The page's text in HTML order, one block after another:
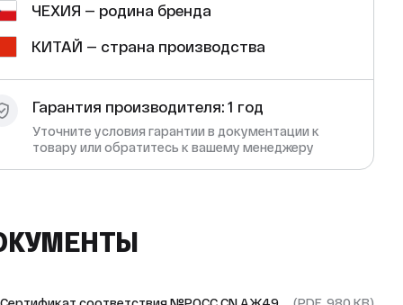
ЧЕХИЯ — родина бренда
КИТАЙ — страна производства
Гарантия производителя: 1 год
Уточните условия гарантии в документации к
товару или обратитесь к вашему менеджеру